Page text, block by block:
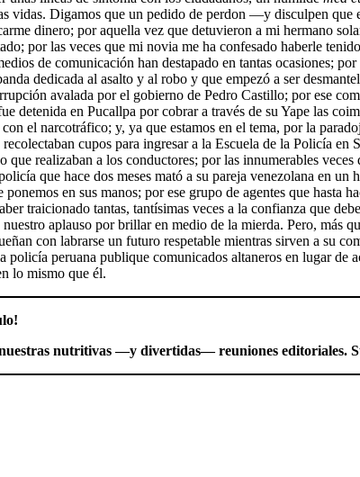
vidas. Digamos que un pedido de perdon —y disculpen
dinero; por aquella vez que detuvieron a mi hermano
por las veces que mi novia me ha confesado haberle
de comunicación han destapado en tantas ocasiones;
dedicada al asalto y al robo y que empezó a ser
avalada por el gobierno de Pedro Castillo; por ese
detenida en Pucallpa por cobrar a través de su Yape las
el narcotráfico; y, ya que estamos en el tema, por la
cupos para ingresar a la Escuela de la Policía
realizaban a los conductores; por las innumerables
que hace dos meses mató a su pareja venezolana en
en sus manos; por ese grupo de agentes que hasta
traicionado tantas, tantísimas veces a la confianza que
aplauso por brillar en medio de la mierda. Pero, más
con labrarse un futuro respetable mientras sirven a su
peruana publique comunicados altaneros en lugar
lo mismo que él.
nutritivas —y divertidas— reuniones editoriales.